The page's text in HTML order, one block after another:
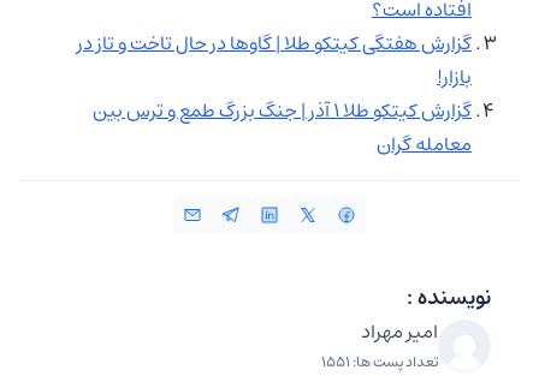
افتاده است؟
گزارش هفتگی کیتکو طلا | گاوها در حال تاخت و تاز در
بازار!
گزارش کیتکو طلا ۱ آذر | جنگ بزرگ طمع و ترس بین
معامله گران
نویسنده :
امیر مهراد
تعداد پست ها: 1551